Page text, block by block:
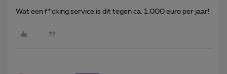
Wat een f*cking service is dit tegen ca. 1.000 euro per jaar!